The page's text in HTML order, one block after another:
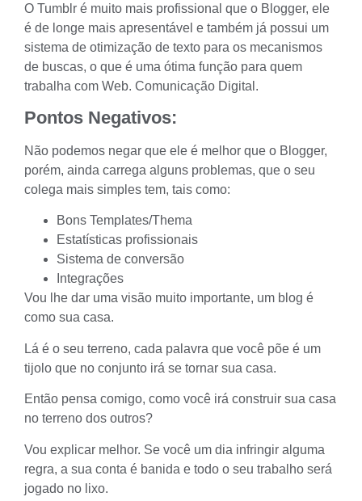
O Tumblr é muito mais profissional que o Blogger, ele
é de longe mais apresentável e também já possui um
sistema de otimização de texto para os mecanismos
de buscas, o que é uma ótima função para quem
trabalha com Web. Comunicação Digital.
Pontos Negativos:
Não podemos negar que ele é melhor que o Blogger,
porém, ainda carrega alguns problemas, que o seu
colega mais simples tem, tais como:
Bons Templates/Thema
Estatísticas profissionais
Sistema de conversão
Integrações
Vou lhe dar uma visão muito importante, um blog é
como sua casa.
Lá é o seu terreno, cada palavra que você põe é um
tijolo que no conjunto irá se tornar sua casa.
Então pensa comigo, como você irá construir sua casa
no terreno dos outros?
Vou explicar melhor. Se você um dia infringir alguma
regra, a sua conta é banida e todo o seu trabalho será
jogado no lixo.